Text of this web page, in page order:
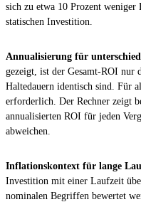
sich zu etwa 10 Prozent weniger
statischen Investition.
Annualisierung für
gezeigt, ist der Gesamt-ROI nur
Haltedauern identisch sind. Für
erforderlich. Der Rechner zeigt
annualisierten ROI für jeden
abweichen.
Inflationskontext für lange
Investition mit einer Laufzeit
nominalen Begriffen bewertet